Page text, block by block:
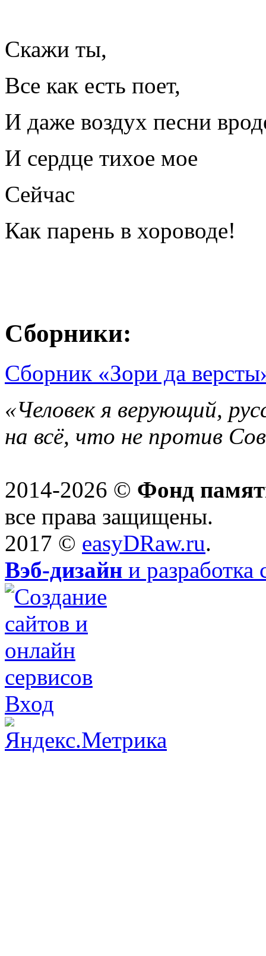
Скажи ты,
Все как есть поет,
И даже воздух песни
И сердце тихое мое
Сейчас
Как парень в хороводе!
Сборники:
Сборник «Зори да
«Человек я верующий,
на всё, что не против
2014-2026 © Фонд
все права защищены.
2017 © easyDRaw.ru.
Вэб-дизайн и разработка
Вход